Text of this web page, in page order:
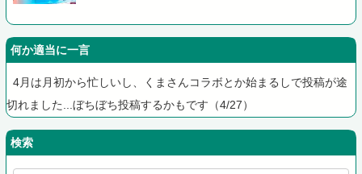
何か適当に一言
4月は月初から忙しいし、くまさんコラボとか始まるしで投稿が途
切れました...ぼちぼち投稿するかもです（4/27）
検索